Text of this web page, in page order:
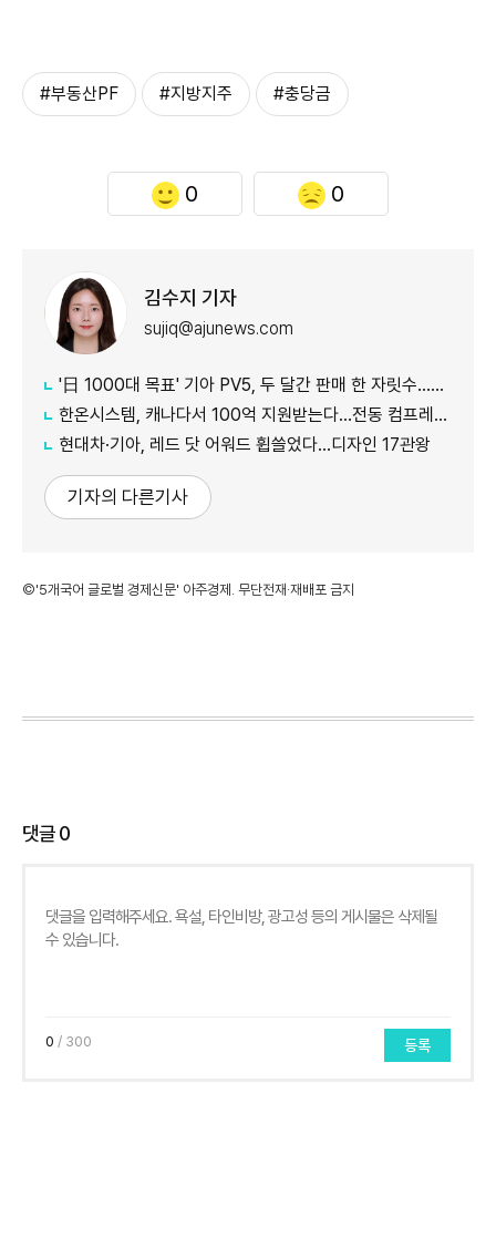
#부동산PF #지방지주 #충당금
0 0
김수지 기자
sujiq@ajunews.com
'日 1000대 목표' 기아 PV5, 두 달간 판매 한 자릿수…초기 안착 시험대
한온시스템, 캐나다서 100억 지원받는다…전동 컴프레서 생산↑
현대차·기아, 레드 닷 어워드 휩쓸었다…디자인 17관왕
기자의 다른기사
©'5개국어 글로벌 경제신문' 아주경제. 무단전재·재배포 금지
댓글0
0 / 300 등록